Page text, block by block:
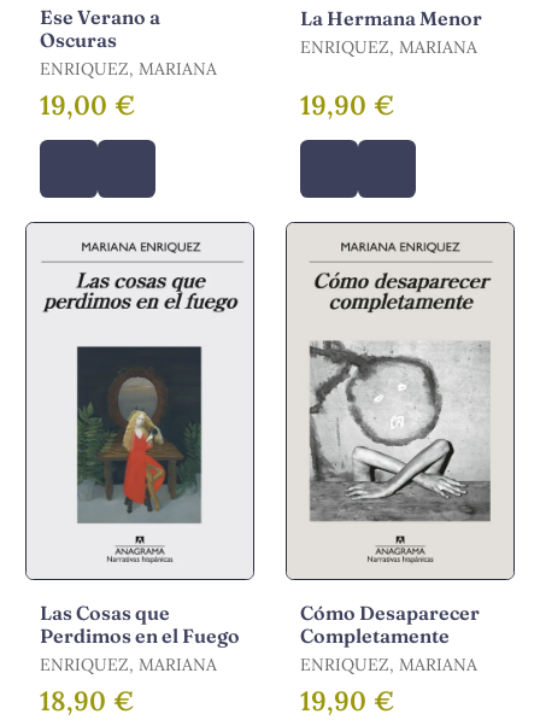
Ese Verano a
Oscuras
ENRIQUEZ, MARIANA
19,00 €
La Hermana Menor
ENRIQUEZ, MARIANA
19,90 €
Las Cosas que
Perdimos en el Fuego
ENRIQUEZ, MARIANA
18,90 €
Cómo Desaparecer
Completamente
ENRIQUEZ, MARIANA
19,90 €